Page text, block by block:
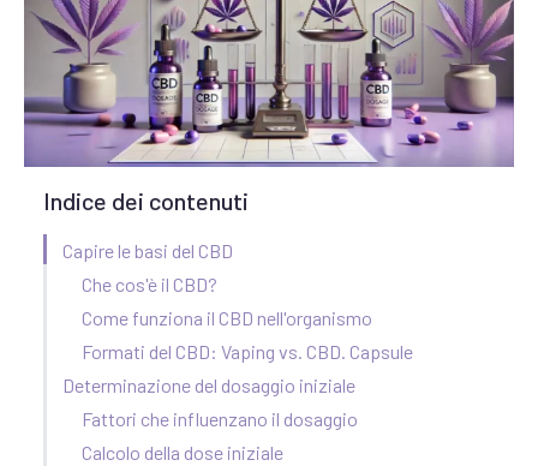
Indice dei contenuti
Capire le basi del CBD
Che cos'è il CBD?
Come funziona il CBD nell'organismo
Formati del CBD: Vaping vs. CBD. Capsule
Determinazione del dosaggio iniziale
Fattori che influenzano il dosaggio
Calcolo della dose iniziale